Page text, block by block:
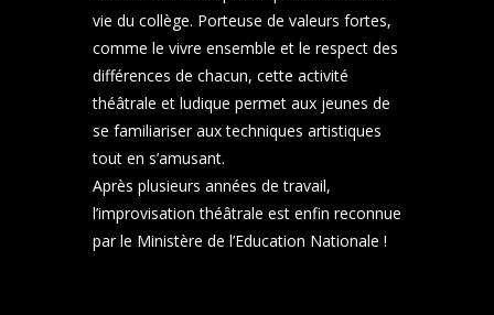
vie du collège. Porteuse de valeurs fortes,
comme le vivre ensemble et le respect des
différences de chacun, cette activité
théâtrale et ludique permet aux jeunes de
se familiariser aux techniques artistiques
tout en s’amusant.
Après plusieurs années de travail,
l’improvisation théâtrale est enfin reconnue
par le Ministère de l’Education Nationale !